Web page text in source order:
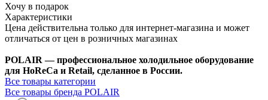
Хочу в подарок
Характеристики
Цена действительна только для интернет-магазина и может
отличаться от цен в розничных магазинах
POLAIR — профессиональное холодильное оборудование
для HoReCa и Retail, сделанное в России.
Все товары категории
Все товары бренда POLAIR